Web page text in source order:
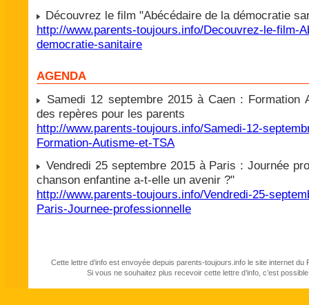
Découvrez le film "Abécédaire de la démocratie
http://www.parents-toujours.info/Decouvrez-le-film-
democratie-sanitaire
AGENDA
Samedi 12 septembre 2015 à Caen : Formation
des repères pour les parents
http://www.parents-toujours.info/Samedi-12-
Formation-Autisme-et-TSA
Vendredi 25 septembre 2015 à Paris : Journée
chanson enfantine a-t-elle un avenir ?"
http://www.parents-toujours.info/Vendredi-25-
Paris-Journee-professionnelle
Cette lettre d’info est envoyée depuis parents-toujours.info le site internet du
Si vous ne souhaitez plus recevoir cette lettre d’info, c’est